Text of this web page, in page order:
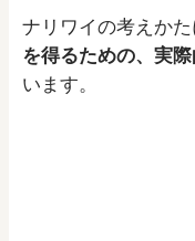
ナリワイの考えかた
を得るための、実
います。